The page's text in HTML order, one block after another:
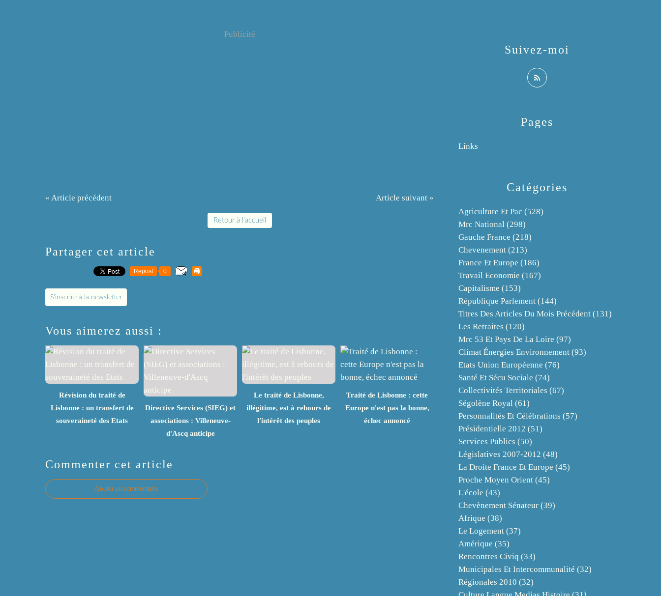
Publicité
« Article précédent Article suivant »
Retour à l'accueil
Partager cet article
Repost 0
S'inscrire à la newsletter
Vous aimerez aussi :
Révision du traité de
Lisbonne : un transfert de
souveraineté des Etats
Directive Services (SIEG) et
associations : Villeneuve-
d'Ascq anticipe
Le traité de Lisbonne,
illégitime, est à rebours de
l'intérêt des peuples
Traité de Lisbonne : cette
Europe n'est pas la bonne,
échec annoncé
Commenter cet article
Ajouter un commentaire
Catégories
Agriculture Et Pac (528)
Mrc National (298)
Gauche France (218)
Chevenement (213)
France Et Europe (186)
Travail Economie (167)
Capitalisme (153)
République Parlement (144)
Titres Des Articles Du Mois Précédent (131)
Les Retraites (120)
Mrc 53 Et Pays De La Loire (97)
Climat Énergies Environnement (93)
Etats Union Européenne (76)
Santé Et Sécu Sociale (74)
Collectivités Territoriales (67)
Ségolène Royal (61)
Personnalités Et Célébrations (57)
Présidentielle 2012 (51)
Services Publics (50)
Législatives 2007-2012 (48)
La Droite France Et Europe (45)
Proche Moyen Orient (45)
L'école (43)
Chevènement Sénateur (39)
Afrique (38)
Le Logement (37)
Amérique (35)
Rencontres Civiq (33)
Municipales Et Intercommunalité (32)
Régionales 2010 (32)
Pages
Links
Suivez-moi